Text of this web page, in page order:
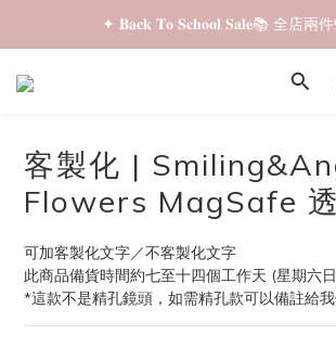
✦ 𝐁𝐚𝐜𝐤 𝐓𝐨 𝐒𝐜𝐡𝐨𝐨𝐥 𝐒𝐚𝐥𝐞📚 全店兩
✦ 𝐁𝐚𝐜𝐤 𝐓𝐨 𝐒𝐜𝐡𝐨𝐨𝐥 𝐒𝐚𝐥𝐞📚 全店兩
✦ 全店購物滿 𝐇𝐊𝐃𝟑𝟓𝟎 即享順豐站/智能
客製化 |
Flowers MagSafe
可加客製化文字／不客製化文字
此商品備貨時間約七至十四個工作天 (星期六
*這款不是精孔鏡頭，如需精孔款可以備註給